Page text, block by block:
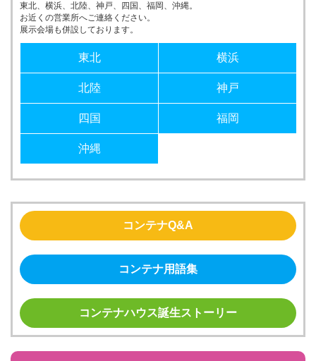
東北、横浜、北陸、神戸、四国、福岡、沖縄。
お近くの営業所へご連絡ください。
展示会場も併設しております。
東北 横浜
北陸 神戸
四国 福岡
沖縄
コンテナQ&A
コンテナ用語集
コンテナハウス誕生ストーリー